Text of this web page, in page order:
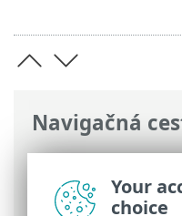
Navigačná
ESET Online
On-Prem
>
Management
Your
choice